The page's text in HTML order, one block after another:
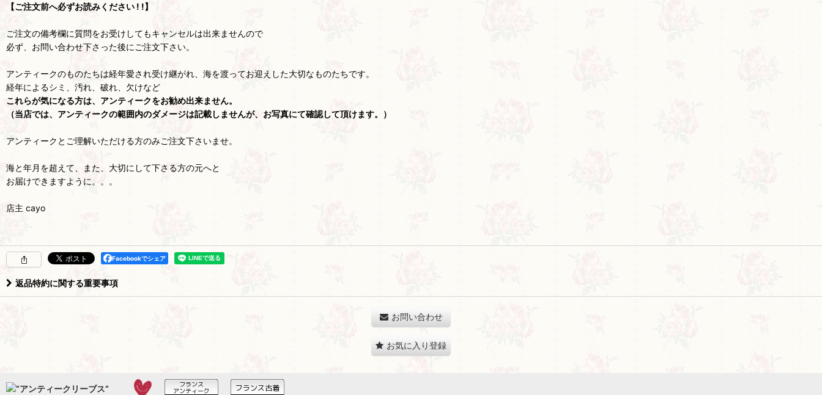
【ご注文前へ必ずお読みください ! !】
ご注文の備考欄に質問をお受けしてもキャンセルは出来ませんので
必ず、お問い合わせ下さった後にご注文下さい。
アンティークのものたちは経年愛され受け継がれ、海を渡ってお迎えした大切なものたちです。
経年によるシミ、汚れ、破れ、欠けなど
これらが気になる方は、アンティークをお勧め出来ません。
（当店では、アンティークの範囲内のダメージは記載しませんが、お写真にて確認して頂けます。）
アンティークとご理解いただける方のみご注文下さいませ。
海と年月を超えて、また、大切にして下さる方の元へと
お届けできますように。。。
店主 cayo
Facebookでシェア
返品特約に関する重要事項
お問い合わせ
お気に入り登録